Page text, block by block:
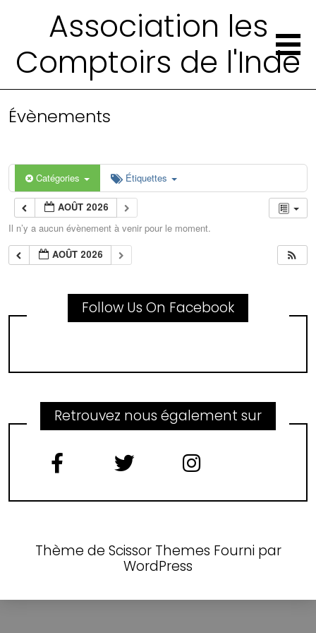
Association les
Comptoirs de l'Inde
Évènements
Catégories Étiquettes
AOÛT 2026
Il n’y a aucun évènement à venir pour le moment.
AOÛT 2026
Follow Us On Facebook
Retrouvez nous également sur
Thème de Scissor Themes Fourni par
WordPress